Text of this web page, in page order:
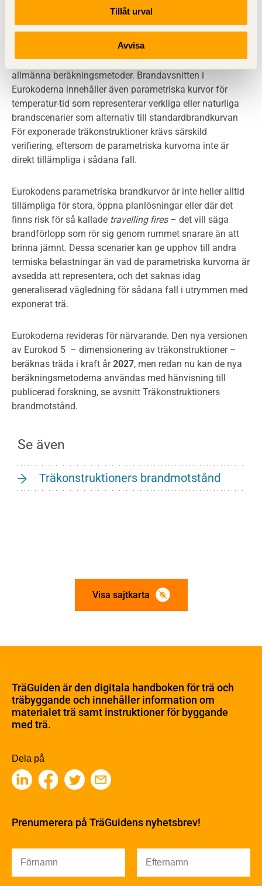
Tillåt urval
Avvisa
bärförmågan hos komponenter och konstruktioner för
med partialkoefficienter för säkerhet. Det är även möjligt
att dimensionera konstruktioner och komponenter vid
brand med hjälp av tabellvärden och förenklade eller
allmänna beräkningsmetoder. Brandavsnitten i
Eurokoderna innehåller även parametriska kurvor för
temperatur-tid som representerar verkliga eller naturliga
brandscenarier som alternativ till standardbrandkurvan
För exponerade träkonstruktioner krävs särskild
verifiering, eftersom de parametriska kurvorna inte är
direkt tillämpliga i sådana fall.
Eurokodens parametriska brandkurvor är inte heller alltid
tillämpliga för stora, öppna planlösningar eller där det
finns risk för så kallade travelling fires– det vill säga
brandförlopp som rör sig genom rummet snarare än att
brinna jämnt. Dessa scenarier kan ge upphov till andra
termiska belastningar än vad de parametriska kurvorna är
avsedda att representera, och det saknas idag
generaliserad vägledning för sådana fall i utrymmen med
exponerat trä.
Eurokoderna revideras för närvarande. Den nya versionen
av Eurokod 5 – dimensionering av träkonstruktioner –
beräknas träda i kraft år2027, men redan nu kan de nya
beräkningsmetoderna användas med hänvisning till
publicerad forskning, se avsnitt Träkonstruktioners
brandmotstånd.
Se även
Träkonstruktioners brandmotstånd
Visa sajtkarta
Skogsbruk
Barrträdets uppbyggnad
Träets egenskaper och kvalitet
Träbaserade produkter
Kemisk behandling
Fakta om Limträ
Värmeisolering och lufttäthet
Ljud
Brandsäkerhet
Brandsäkerhet
TräGuiden är den digitala handboken för trä och
träbyggande och innehåller information om
materialet trä samt instruktioner för byggande
med trä.
Dela på
Prenumerera på TräGuidens nyhetsbrev!